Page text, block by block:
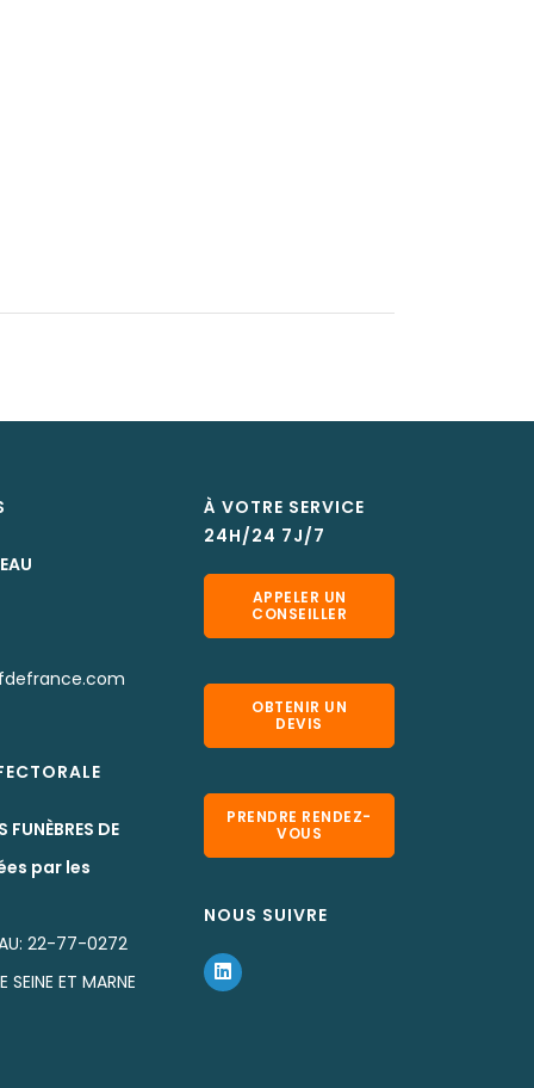
DE
par les
22-77-0272
ET MARNE
À VOTRE SERVICE
24H/24 7J/7
APPELER UN
CONSEILLER
OBTENIR UN
DEVIS
PRENDRE RENDEZ-
VOUS
NOUS SUIVRE